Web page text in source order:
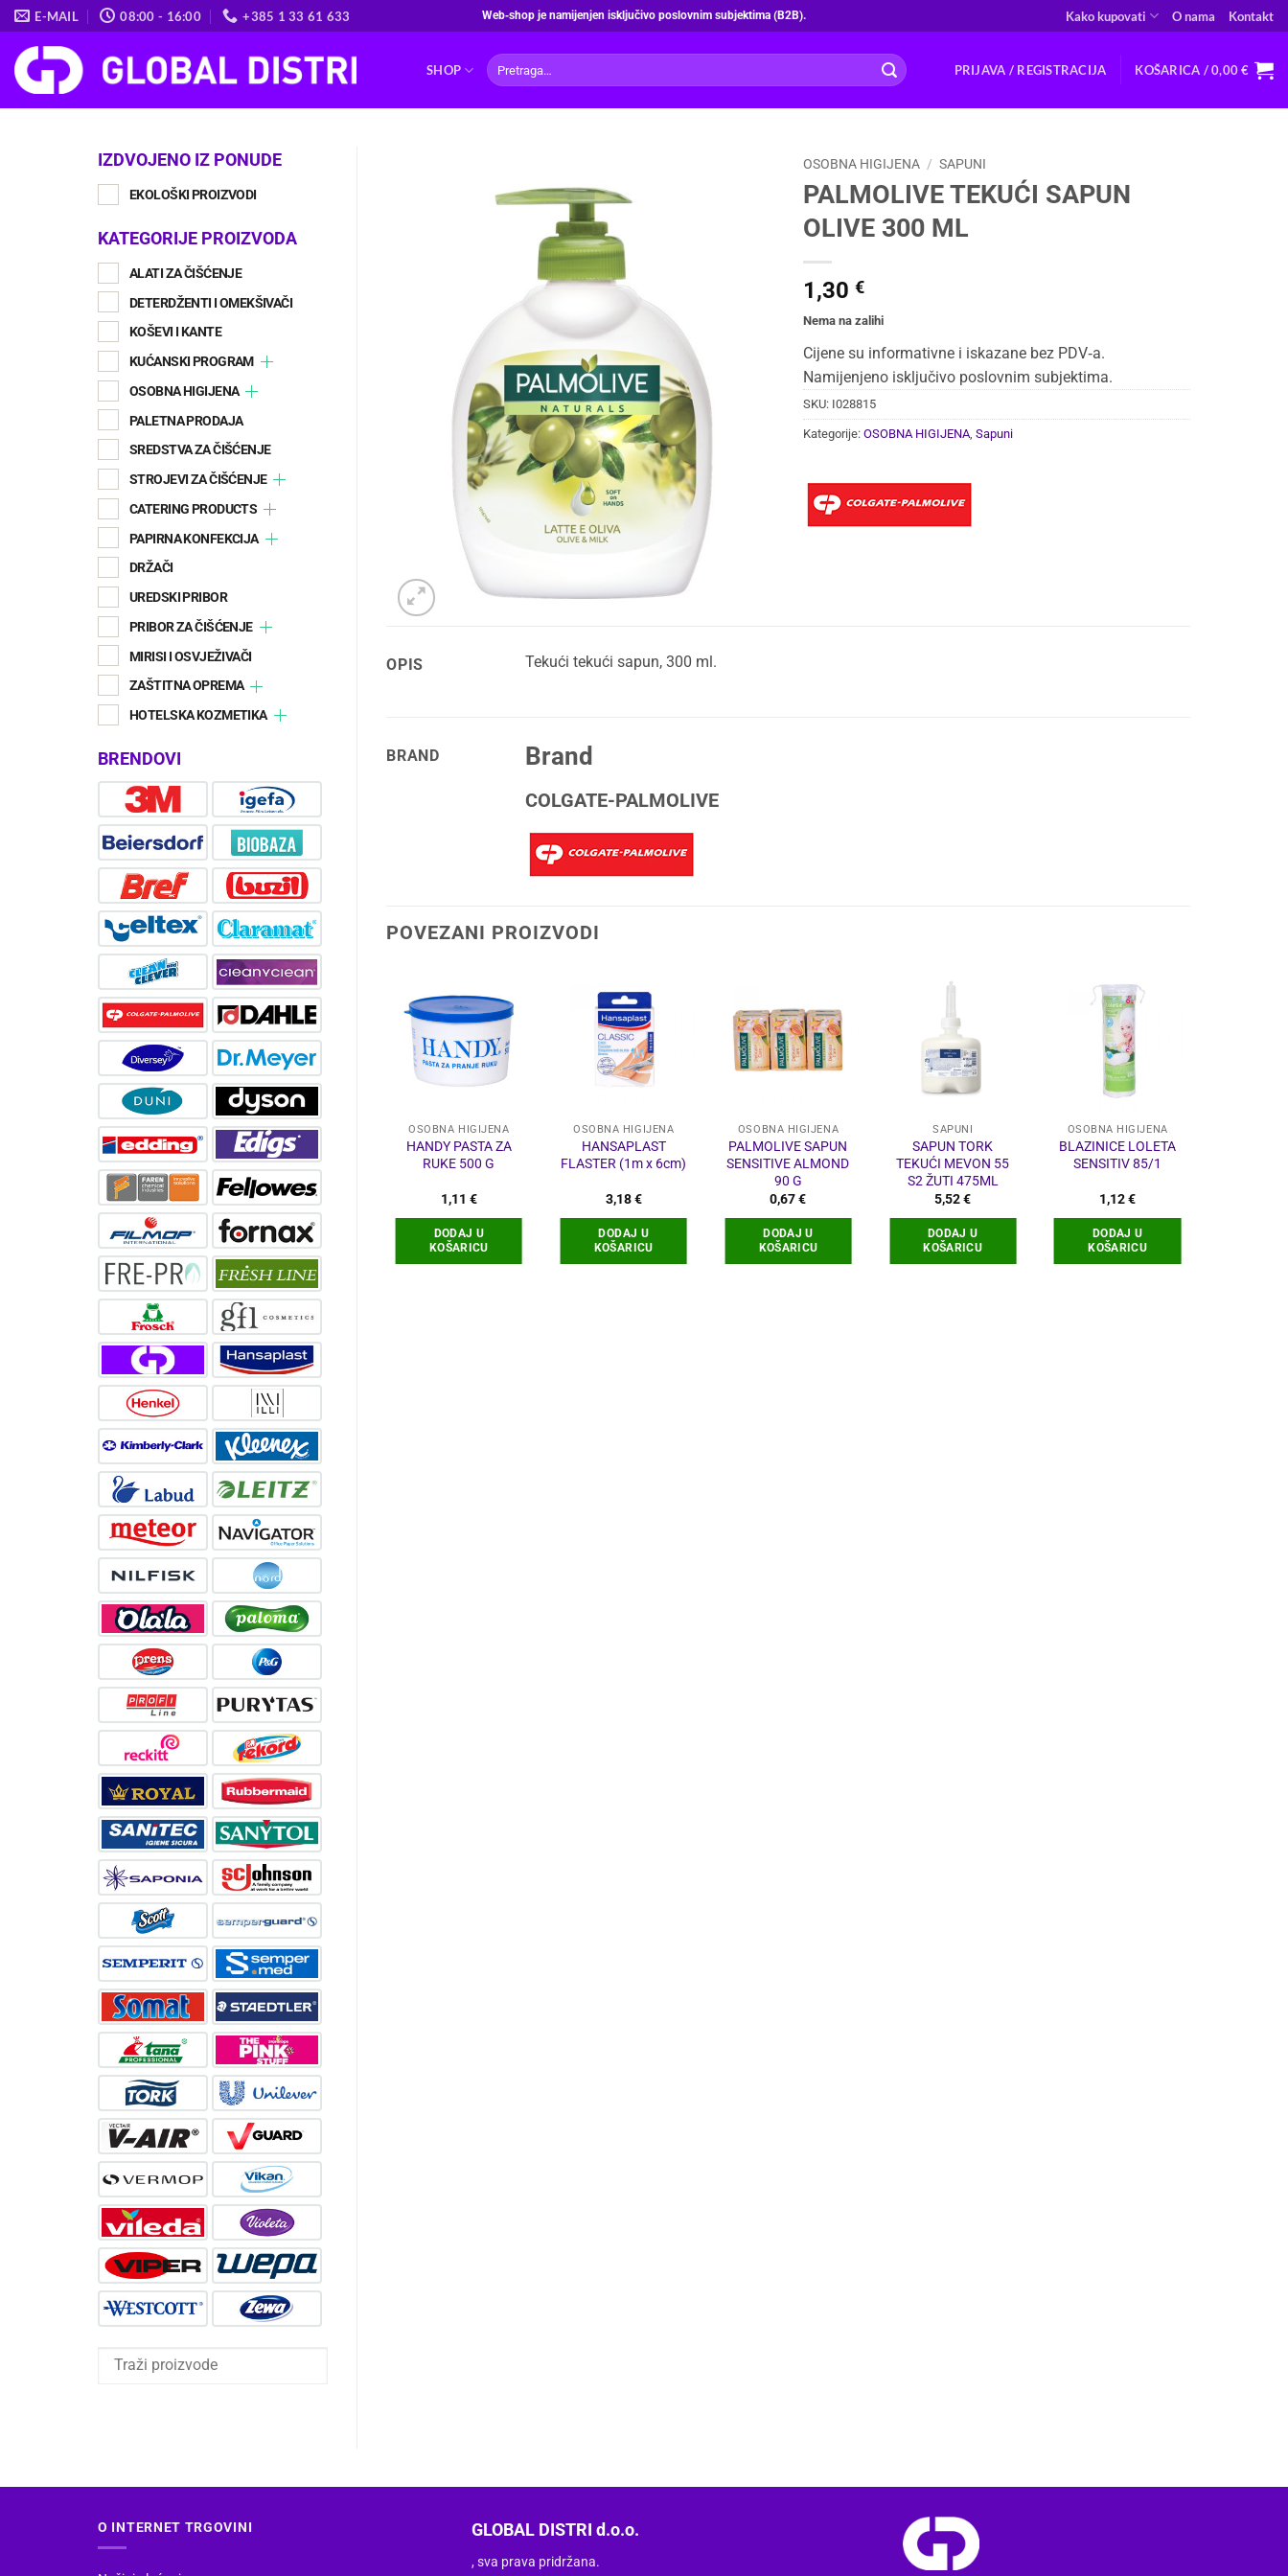
Skip
to
content
E-MAIL 08:00 - 16:00 +385 1 33 61 633 Web‑shop je namijenjen isključivo poslovnim subjektima (B2B). Kako kupovati O nama Kontakt
SHOP
Pretraži:
PRIJAVA / REGISTRACIJA KOŠARICA /0,00€
IZDVOJENO IZ PONUDE
EKOLOŠKI PROIZVODI
KATEGORIJE PROIZVODA
ALATI ZA ČIŠĆENJE
DETERDŽENTI I OMEKŠIVAČI
KOŠEVI I KANTE
KUĆANSKI PROGRAM
OSOBNA HIGIJENA
PALETNA PRODAJA
SREDSTVA ZA ČIŠĆENJE
STROJEVI ZA ČIŠĆENJE
CATERING PRODUCTS
PAPIRNA KONFEKCIJA
DRŽAČI
UREDSKI PRIBOR
PRIBOR ZA ČIŠĆENJE
MIRISI I OSVJEŽIVAČI
ZAŠTITNA OPREMA
HOTELSKA KOZMETIKA
BRENDOVI
OSOBNA HIGIJENA / SAPUNI
PALMOLIVE TEKUĆI SAPUN
OLIVE 300 ML
1,30 €
Nema na zalihi
Cijene su informativne i iskazane bez PDV‑a.
Namijenjeno isključivo poslovnim subjektima.
SKU: I028815
Kategorije: OSOBNA HIGIJENA, Sapuni
OPIS Tekući tekući sapun, 300 ml.
BRAND Brand
COLGATE-PALMOLIVE
POVEZANI PROIZVODI
OSOBNA HIGIJENA
HANDY PASTA ZA
RUKE 500 G
1,11 €
DODAJ U
KOŠARICU
OSOBNA HIGIJENA
HANSAPLAST
FLASTER (1m x 6cm)
3,18€
DODAJ U
KOŠARICU
OSOBNA HIGIJENA
PALMOLIVE SAPUN
SENSITIVE ALMOND
90 G
0,67€
DODAJ U
KOŠARICU
SAPUNI
SAPUN TORK
TEKUĆI MEVON 55
S2 ŽUTI 475ML
5,52€
DODAJ U
KOŠARICU
OSOBNA HIGIJENA
BLAZINICE LOLETA
SENSITIV 85/1
1,12€
DODAJ U
KOŠARICU
OSOBNA HIGIJENA
PRENS SENSITIVE
BABY VLAŽNE
MARAMICE 80/1
0,97€
DODAJ U
KOŠARICU
OSOBNA HIGIJENA
SAPUN U PJENI 5 L
9,17€
DODAJ U
KOŠARICU
O INTERNET TRGOVINI GLOBAL DISTRI d.o.o.
, sva prava pridržana.